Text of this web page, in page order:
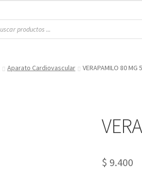
Aparato Cardiovascular VERAPAMILO 80 MG
$ 9.400